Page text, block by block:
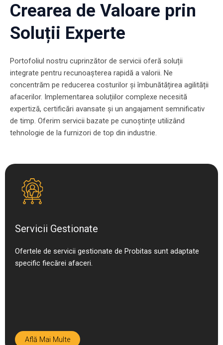
Crearea de Valoare prin
Soluții Experte
Portofoliul nostru cuprinzător de servicii oferă soluții
integrate pentru recunoașterea rapidă a valorii. Ne
concentrăm pe reducerea costurilor și îmbunătățirea agilității
afacerilor. Implementarea soluțiilor complexe necesită
expertiză, certificări avansate și un angajament semnificativ
de timp. Oferim servicii bazate pe cunoștințe utilizând
tehnologie de la furnizori de top din industrie.
Servicii Gestionate
Ofertele de servicii gestionate de Probitas sunt adaptate
specific fiecărei afaceri.
Află Mai Multe